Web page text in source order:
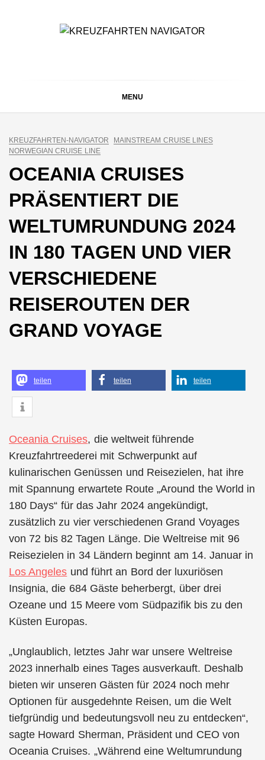
MENU
KREUZFAHRTEN-NAVIGATOR
MAINSTREAM CRUISE LINES
NORWEGIAN CRUISE LINE
OCEANIA CRUISES
PRÄSENTIERT DIE
WELTUMRUNDUNG 2024
IN 180 TAGEN UND VIER
VERSCHIEDENE
REISEROUTEN DER
GRAND VOYAGE
teilen teilen teilen
Oceania Cruises, die weltweit führende
Kreuzfahrtreederei mit Schwerpunkt auf
kulinarischen Genüssen und Reisezielen, hat ihre
mit Spannung erwartete Route „Around the World in
180 Days“ für das Jahr 2024 angekündigt,
zusätzlich zu vier verschiedenen Grand Voyages
von 72 bis 82 Tagen Länge. Die Weltreise mit 96
Reisezielen in 34 Ländern beginnt am 14. Januar in
Los Angeles und führt an Bord der luxuriösen
Insignia, die 684 Gäste beherbergt, über drei
Ozeane und 15 Meere vom Südpazifik bis zu den
Küsten Europas.
„Unglaublich, letztes Jahr war unsere Weltreise
2023 innerhalb eines Tages ausverkauft. Deshalb
bieten wir unseren Gästen für 2024 noch mehr
Optionen für ausgedehnte Reisen, um die Welt
tiefgründig und bedeutungsvoll neu zu entdecken“,
sagte Howard Sherman, Präsident und CEO von
Oceania Cruises. „Während eine Weltumrundung